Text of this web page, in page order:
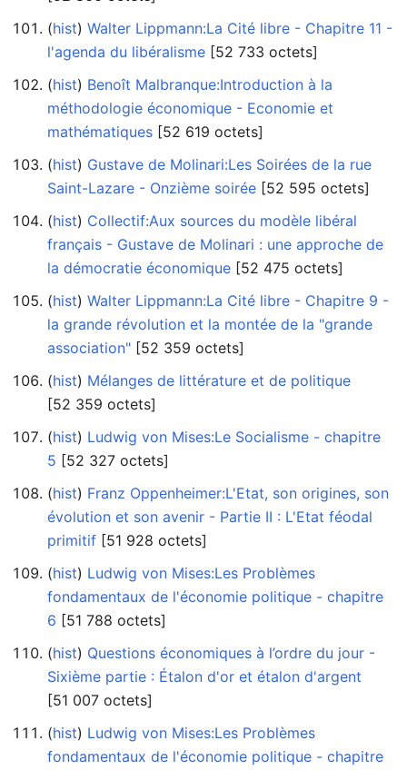
(hist) ‎ Walter Lippmann:La Cité libre - Chapitre 11 -
l'agenda du libéralisme ‎[52 733 octets]
(hist) ‎ Benoît Malbranque:Introduction à la
méthodologie économique - Economie et
mathématiques ‎[52 619 octets]
(hist) ‎ Gustave de Molinari:Les Soirées de la rue
Saint-Lazare - Onzième soirée ‎[52 595 octets]
(hist) ‎ Collectif:Aux sources du modèle libéral
français - Gustave de Molinari : une approche de
la démocratie économique ‎[52 475 octets]
(hist) ‎ Walter Lippmann:La Cité libre - Chapitre 9 -
la grande révolution et la montée de la "grande
association" ‎[52 359 octets]
(hist) ‎ Mélanges de littérature et de politique
‎[52 359 octets]
(hist) ‎ Ludwig von Mises:Le Socialisme - chapitre
5 ‎[52 327 octets]
(hist) ‎ Franz Oppenheimer:L'Etat, son origines, son
évolution et son avenir - Partie II : L'Etat féodal
primitif ‎[51 928 octets]
(hist) ‎ Ludwig von Mises:Les Problèmes
fondamentaux de l'économie politique - chapitre
6 ‎[51 788 octets]
(hist) ‎ Questions économiques à l’ordre du jour -
Sixième partie : Étalon d'or et étalon d'argent
‎[51 007 octets]
(hist) ‎ Ludwig von Mises:Les Problèmes
fondamentaux de l'économie politique - chapitre